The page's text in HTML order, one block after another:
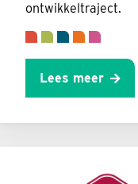
ontwikkeltraject.
Lees meer